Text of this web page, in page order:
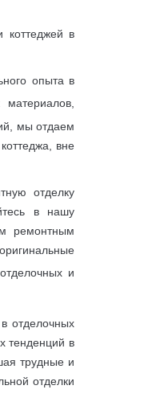
коттеджей в
опыта в
мы отдаем
вне
отделку
в нашу
ремонтным
и
отделочных
тенденций в
трудные и
отделки